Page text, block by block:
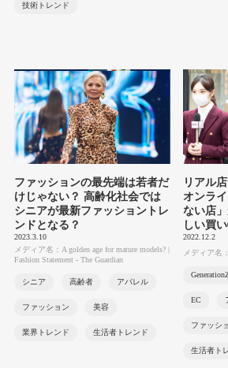
技術トレンド
ファッションの最先端は若者だ
けじゃない？ 高齢化社会では
シニアが最新ファッショントレ
ンドとなる？
2023.3.10
メディア名：A golden age for mature models? |
Fashion Statement - The Guardian
シニア 高齢者 アパレル
ファッション 美容
業界トレンド 生活者トレンド
リアル
オンラ
ない店
しい買
2022.12.2
メディア名
EC
ファッシ
生活者ト